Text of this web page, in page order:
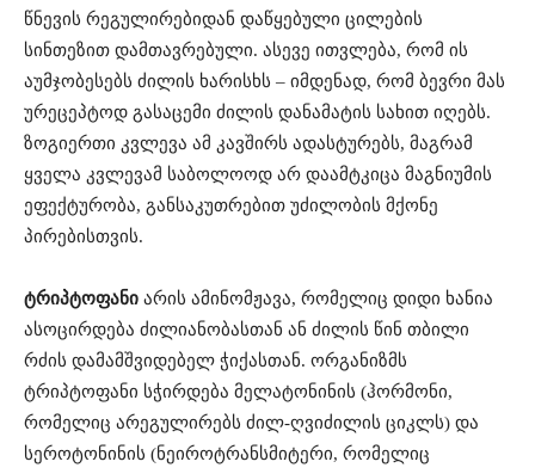
წნევის რეგულირებიდან დაწყებული ცილების
სინთეზით დამთავრებული. ასევე ითვლება, რომ ის
აუმჯობესებს ძილის ხარისხს – იმდენად, რომ ბევრი მას
ურეცეპტოდ გასაცემი ძილის დანამატის სახით იღებს.
ზოგიერთი კვლევა ამ კავშირს ადასტურებს, მაგრამ
ყველა კვლევამ საბოლოოდ არ დაამტკიცა მაგნიუმის
ეფექტურობა, განსაკუთრებით უძილობის მქონე
პირებისთვის.
ტრიპტოფანი არის ამინომჟავა, რომელიც დიდი ხანია
ასოცირდება ძილიანობასთან ან ძილის წინ თბილი
რძის დამამშვიდებელ ჭიქასთან. ორგანიზმს
ტრიპტოფანი სჭირდება მელატონინის (ჰორმონი,
რომელიც არეგულირებს ძილ-ღვიძილის ციკლს) და
სეროტონინის (ნეიროტრანსმიტერი, რომელიც